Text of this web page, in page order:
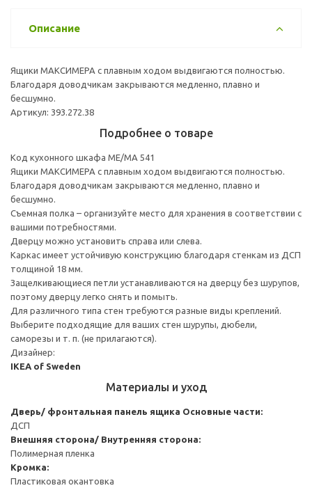
Описание
Ящики МАКСИМЕРА с плавным ходом выдвигаются полностью.
Благодаря доводчикам закрываются медленно, плавно и
бесшумно.
Артикул: 393.272.38
Подробнее о товаре
Код кухонного шкафа ME/MA 541
Ящики МАКСИМЕРА с плавным ходом выдвигаются полностью.
Благодаря доводчикам закрываются медленно, плавно и
бесшумно.
Съемная полка – организуйте место для хранения в соответствии с
вашими потребностями.
Дверцу можно установить справа или слева.
Каркас имеет устойчивую конструкцию благодаря стенкам из ДСП
толщиной 18 мм.
Защелкивающиеся петли устанавливаются на дверцу без шурупов,
поэтому дверцу легко снять и помыть.
Для различного типа стен требуются разные виды креплений.
Выберите подходящие для ваших стен шурупы, дюбели,
саморезы и т. п. (не прилагаются).
Дизайнер:
IKEA of Sweden
Материалы и уход
Дверь/ фронтальная панель ящика Основные части:
ДСП
Внешняя сторона/ Внутренняя сторона:
Полимерная пленка
Кромка:
Пластиковая окантовка